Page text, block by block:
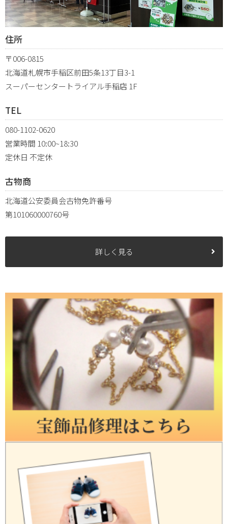
住所
〒006-0815
北海道札幌市手稲区前田5条13丁目3-1
スーパーセンタートライアル手稲店 1F
TEL
080-1102-0620
営業時間 10:00~18:30
定休日 不定休
古物商
北海道公安委員会古物免許番号
第101060000760号
詳しく見る